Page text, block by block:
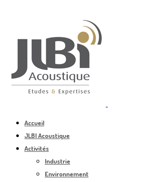
Accueil
JLBI Acoustique
Activités
Industrie
Environnement